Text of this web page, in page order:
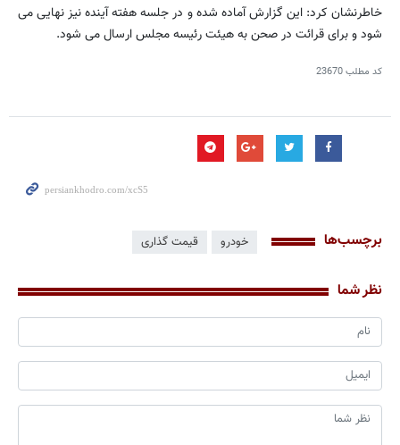
خاطرنشان کرد: این گزارش آماده شده و در جلسه هفته آینده نیز نهایی می
شود و برای قرائت در صحن به هیئت رئیسه مجلس ارسال می شود.
کد مطلب23670
برچسب‌ها خودرو قیمت گذاری
نظر شما